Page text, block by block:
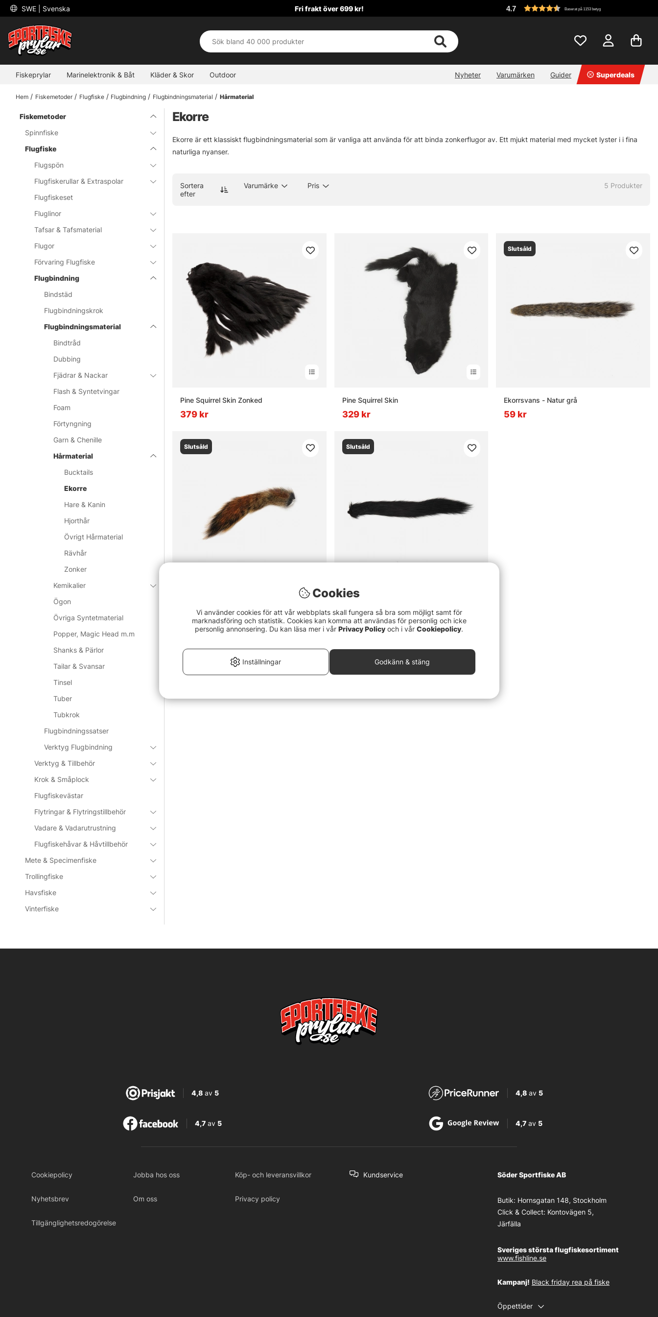
SWE | Svenska Fri frakt över 699 kr! 4.7 Baserat på 1153 betyg
Fiskeprylar Marinelektronik & Båt Kläder & Skor Outdoor Nyheter Varumärken Guider Superdeals
Hem Fiskemetoder Flugfiske Flugbindning Flugbindningsmaterial Hårmaterial
Fiskemetoder
Spinnfiske
Flugfiske
Flugspön
Flugfiskerullar & Extraspolar
Flugfiskeset
Fluglinor
Tafsar & Tafsmaterial
Flugor
Förvaring Flugfiske
Flugbindning
Bindstäd
Flugbindningskrok
Flugbindningsmaterial
Bindtråd
Dubbing
Fjädrar & Nackar
Flash & Syntetvingar
Foam
Förtyngning
Garn & Chenille
Hårmaterial
Bucktails
Ekorre
Hare & Kanin
Hjorthår
Övrigt Hårmaterial
Rävhår
Zonker
Kemikalier
Ögon
Övriga Syntetmaterial
Popper, Magic Head m.m
Shanks & Pärlor
Tailar & Svansar
Tinsel
Tuber
Tubkrok
Flugbindningssatser
Verktyg Flugbindning
Verktyg & Tillbehör
Krok & Småplock
Flugfiskevästar
Flytringar & Flytringstillbehör
Vadare & Vadarutrustning
Flugfiskehåvar & Håvtillbehör
Mete & Specimenfiske
Trollingfiske
Havsfiske
Vinterfiske
Ekorre
Ekorre är ett klassiskt flugbindningsmaterial som är vanliga att använda för att binda zonkerflugor av. Ett mjukt material med mycket lyster i i fina
naturliga nyanser.
Sortera
efter
Varumärke Pris 5 Produkter
Pine Squirrel Skin Zonked
379 kr
Pine Squirrel Skin
329 kr
Slutsåld
Ekorrsvans - Natur grå
59 kr
Slutsåld
42 kr
Slutsåld
Ekorrsvans - Svart
59 kr
4,8 av5 4,8av 5
4,7av 5 4,7av 5
Cookiepolicy Jobba hos oss Köp- och leveransvillkor
Nyhetsbrev Om oss Privacy policy
Tillgänglighetsredogörelse
Kundservice Söder Sportfiske AB
Butik: Hornsgatan 148, Stockholm
Click & Collect: Kontovägen 5,
Järfälla
Sveriges största flugfiskesortiment
www.fishline.se
Kampanj! Black friday rea på fiske
Öppettider
Cookies
Vi använder cookies för att vår webbplats skall fungera så bra som möjligt samt för
marknadsföring och statistik. Cookies kan komma att användas för personlig och icke
personlig annonsering. Du kan läsa mer i vår Privacy Policy och i vår Cookiepolicy.
Inställningar Godkänn & stäng